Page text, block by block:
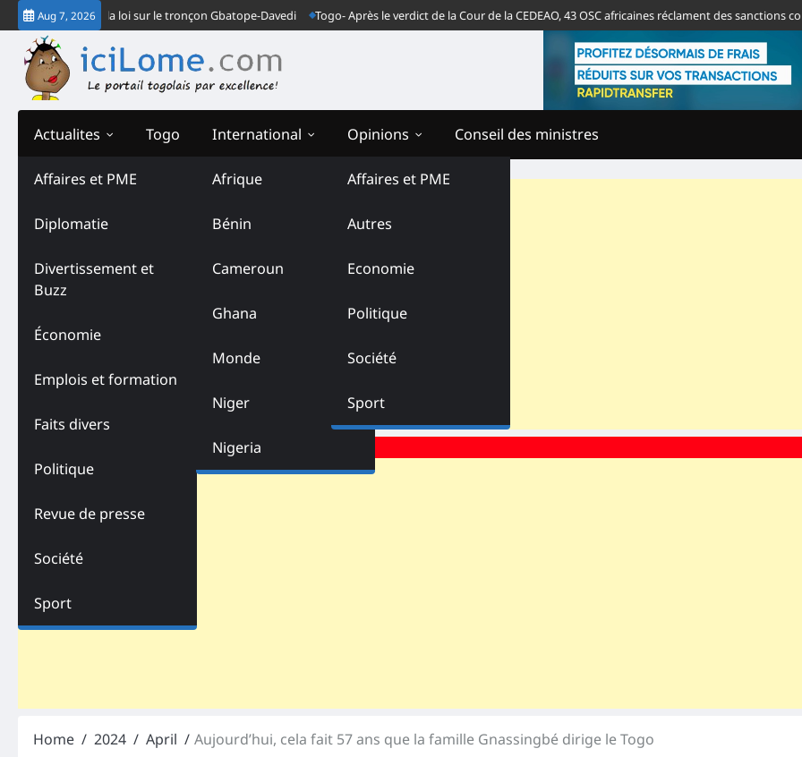
Skip
to
content
Aug 7, 2026
font la loi sur le tronçon Gbatope-Davedi Togo- Après le verdict de la Cour de la CEDEAO, 43 OSC africaines réclament des sanctions contre
Actualites
Affaires et PME
Diplomatie
Divertissement et
Buzz
Économie
Emplois et formation
Faits divers
Politique
Revue de presse
Société
Sport
Togo International
Afrique
Bénin
Cameroun
Ghana
Monde
Niger
Nigeria
Opinions
Affaires et PME
Autres
Economie
Politique
Société
Sport
Conseil des ministres
Home 2024 April Aujourd’hui, cela fait 57 ans que la famille Gnassingbé dirige le Togo